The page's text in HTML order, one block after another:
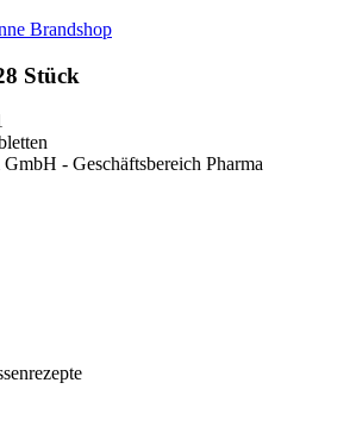
Brandshop
Stück
- Geschäftsbereich Pharma